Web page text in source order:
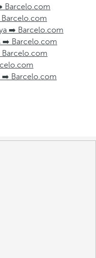
Barcelo.com
Barcelo.com
➡️ Barcelo.com
➡️ Barcelo.com
Barcelo.com
➡️ Barcelo.com